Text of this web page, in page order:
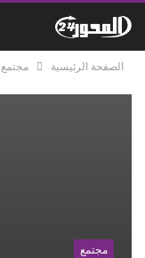
الصفحة الرئيسية مجتمع
مجتمع